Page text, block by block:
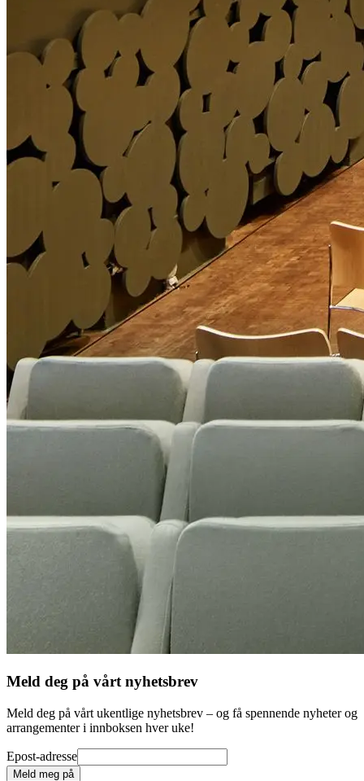
Meld deg på vårt nyhetsbrev
Meld deg på vårt ukentlige nyhetsbrev – og få spennende nyheter og
arrangementer i innboksen hver uke!
Epost-adresse
Meld meg på